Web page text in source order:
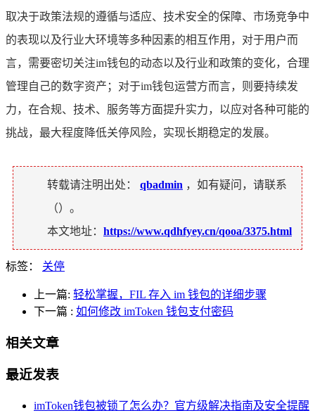
取决于政策法规的遵循与适应、技术安全的保障、市场竞争中
的表现以及行业大环境等多种因素的相互作用，对于用户而
言，需要密切关注im钱包的动态以及行业和政策的变化，合理
管理自己的数字资产；对于im钱包运营方而言，则要持续发
力，在合规、技术、服务等方面提升实力，以应对各种可能的
挑战，最大程度降低关停风险，实现长期稳定的发展。
转载请注明出处： qbadmin ，如有疑问，请联系
（）。
本文地址： https://www.qdhfyey.cn/qooa/3375.html
标签： 关停
上一篇: 轻松掌握，FIL 存入 im 钱包的详细步骤
下一篇 : 如何修改 imToken 钱包支付密码
相关文章
最近发表
imToken钱包被锁了怎么办？官方级解决指南及安全提醒